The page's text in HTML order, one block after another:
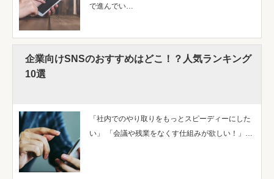
で進んでい…
企業向けSNSのおすすめはどこ！？人気ランキング
10選
「社内でのやり取りをもっとスピーディーにした
い」 「会議や残業をなくす仕組みが欲しい！」…